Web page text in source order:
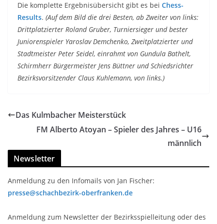
Die komplette Ergebnisübersicht gibt es bei Chess-
Results. (Auf dem Bild die drei Besten, ab Zweiter von links:
Drittplatzierter Roland Gruber, Turniersieger und bester
Juniorenspieler Yaroslav Demchenko, Zweitplatzierter und
Stadtmeister Peter Seidel, einrahmt von Gundula Bathelt,
Schirmherr Bürgermeister Jens Büttner und Schiedsrichter
Bezirksvorsitzender Claus Kuhlemann, von links.)
Das Kulmbacher Meisterstück
FM Alberto Atoyan – Spieler des Jahres – U16
männlich
Newsletter
Anmeldung zu den Infomails von Jan Fischer:
presse@schachbezirk-oberfranken.de
Anmeldung zum Newsletter der Bezirksspielleitung oder des